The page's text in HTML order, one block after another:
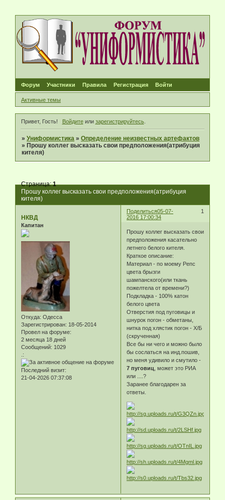
Форум Участники Правила Регистрация Войти
Активные темы
Привет, Гость! Войдитеили зарегистрируйтесь.
»Униформистика »Определение неизвестных артефактов
» Прошу коллег высказать свои предположения(атрибуция
кителя)
Прошу коллег высказать свои предположения(атрибуция
кителя)
Страница:1
Поделиться 1
05-07-
2016 17:00:34
НКВД
Капитан
Откуда: Одесса
Зарегистрирован: 18-05-2014
Провел на форуме:
2 месяца 18 дней
Сообщений: 1029
.:
Последний визит:
21-04-2026 07:37:08
Прошу коллег высказать свои
предположения касательно
летнего белого кителя.
Краткое описание:
Материал - по моему Репс
цвета брызги
шампанского(или ткань
пожелтела от времени?)
Подкладка - 100% катон
белого цвета
Отверстия под пуговицы и
шнурок погон - обметаны,
нитка под хлястик погон - Х/Б
(скрученная)
Все бы ни чего и можно было
бы сослаться на инд.пошив,
но меня удивило и смутило -
7 пуговиц , может это РИА
или ....?
Заранее благодарен за
ответы.